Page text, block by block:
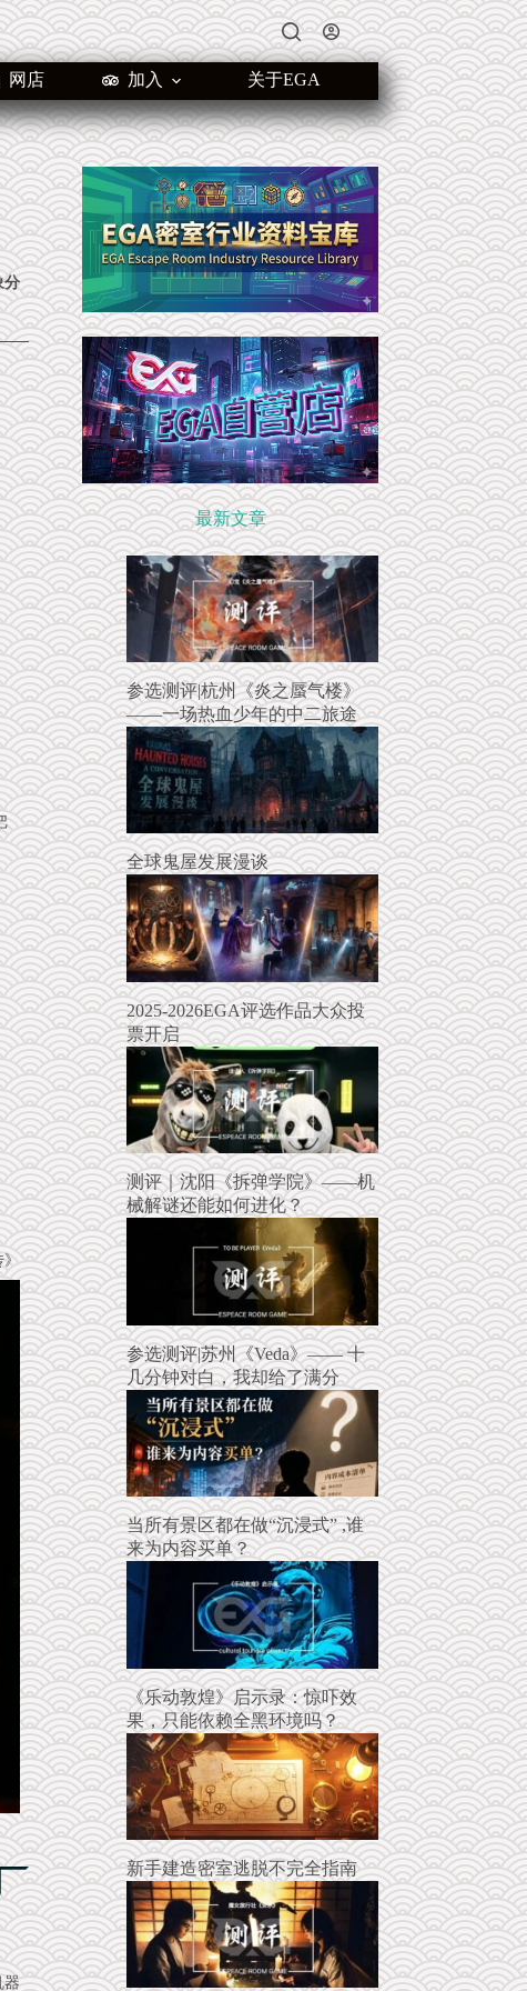
网店 加入 关于EGA
分
》
器
最新文章
参选测评|杭州《炎之蜃气楼》
——一场热血少年的中二旅途
全球鬼屋发展漫谈
2025-2026EGA评选作品大众投
票开启
测评｜沈阳《拆弹学院》——机
械解谜还能如何进化？
参选测评|苏州《Veda》—— 十
几分钟对白，我却给了满分
当所有景区都在做“沉浸式” ,谁
来为内容买单？
《乐动敦煌》启示录：惊吓效
果，只能依赖全黑环境吗？
新手建造密室逃脱不完全指南